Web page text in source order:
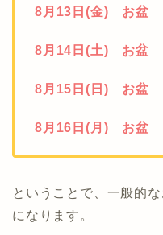
8月13日(金) お盆
8月14日(土) お盆
8月15日(日) お盆
8月16日(月) お盆
ということで、一般的
になります。